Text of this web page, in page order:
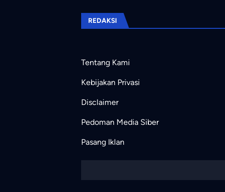
REDAKSI
Tentang Kami
Kebijakan Privasi
Disclaimer
Pedoman Media Siber
Pasang Iklan